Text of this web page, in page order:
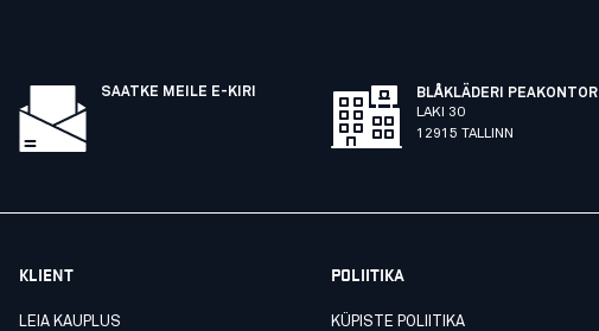
SAATKE MEILE E-KIRI
BLÅKLÄDERI PEAKONTOR
LAKI 30
12915 TALLINN
KLIENT
LEIA KAUPLUS
POLIITIKA
KÜPISTE POLIITIKA